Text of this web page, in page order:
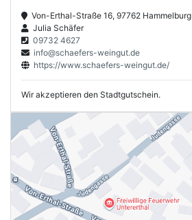
Von-Erthal-Straße 16, 97762 Hammelburg
Julia Schäfer
09732 4627
info@schaefers-weingut.de
https://www.schaefers-weingut.de/
Wir akzeptieren den Stadtgutschein.